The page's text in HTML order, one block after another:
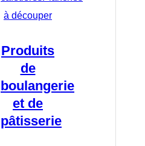
à découper
Produits
de
boulangerie
et de
pâtisserie